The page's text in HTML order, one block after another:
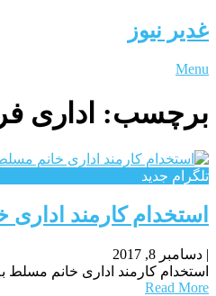
غدیر نیوز
Menu
برچسب: اداری
تلگرام جدید
استخدام کارمند
| دسامبر 8, 2017
استخدام کارمند اداری خانم
Read More